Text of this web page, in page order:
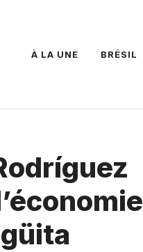
À LA UNE BRÉSIL